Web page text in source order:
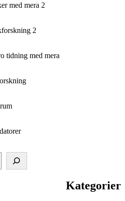
med mera 2
2
tidning med mera
Kategorier